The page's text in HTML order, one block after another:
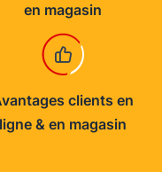
en magasin
clients en
ligne & en magasin